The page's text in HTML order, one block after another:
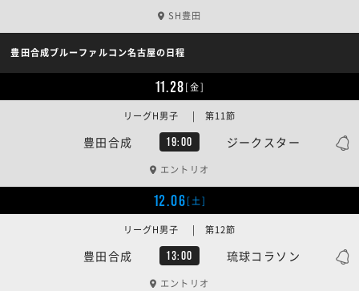
SH豊田
豊田合成ブルーファルコン名古屋の日程
11.28[金]
豊田合成 19:00 ジークスター
リーグH男子 | 第11節
エントリオ
12.06[土]
豊田合成 13:00 琉球コラソン
リーグH男子 | 第12節
エントリオ